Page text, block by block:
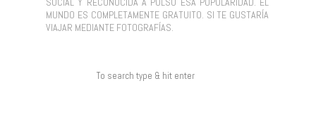
MUNDO ES COMPLETAMENTE GRATUITO. SI TE GUSTARÍA
VIAJAR MEDIANTE FOTOGRAFÍAS.